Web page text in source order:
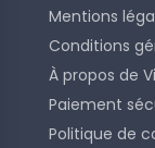
Mentions
Conditions
À propos de
Paiement
Politique de